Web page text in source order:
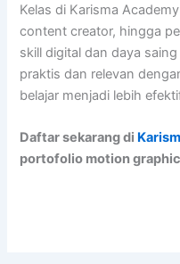
Kelas di Karisma
content creator, hingga
skill digital dan daya
praktis dan relevan
belajar menjadi lebih
Daftar sekarang di
portofolio motion